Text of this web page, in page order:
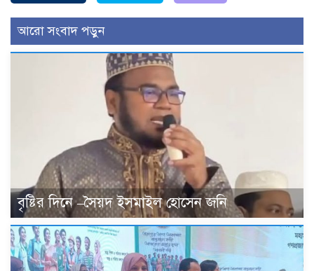
আরো সংবাদ পড়ুন
বৃষ্টির দিনে –সৈয়দ ইসমাইল হোসেন জনি